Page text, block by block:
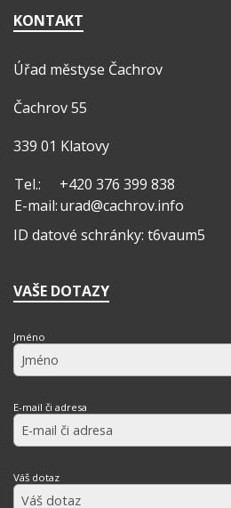
KONTAKT
Úřad městyse Čachrov
Čachrov 55
339 01 Klatovy
Tel.:
+420 376 399 838
E-mail:urad@cachrov.info
ID datové schránky: t6vaum5
VAŠE DOTAZY
Jméno
E-mail či adresa
Váš dotaz